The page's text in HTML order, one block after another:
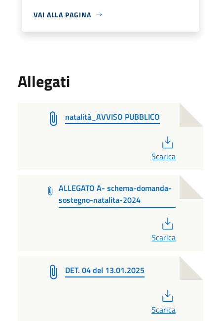
VAI ALLA PAGINA
Allegati
natalità_AVVISO PUBBLICO
Scarica
ALLEGATO A- schema-domanda-
sostegno-natalita-2024
Scarica
DET. 04 del 13.01.2025
Scarica